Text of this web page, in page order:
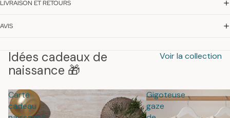
LIVRAISON ET RETOURS
AVIS
Idées cadeaux de
naissance 🎁
Voir la collection
Carte
cadeau
Gigoteuse
gaze